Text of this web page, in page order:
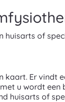
huisarts of
Er
u wordt
huisarts of